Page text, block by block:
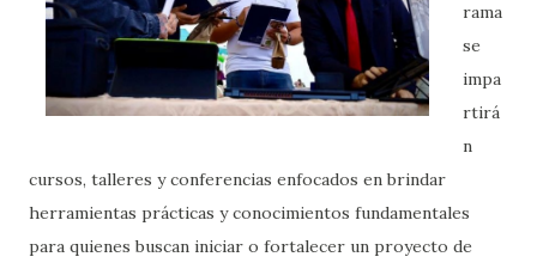
rama
se
impa
rtirá
n
cursos, talleres y conferencias enfocados en brindar
herramientas prácticas y conocimientos fundamentales
para quienes buscan iniciar o fortalecer un proyecto de